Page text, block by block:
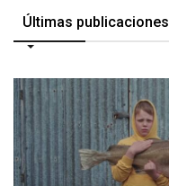
Últimas publicaciones